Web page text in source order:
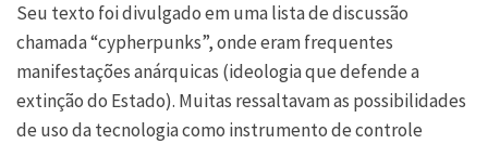
Seu texto foi divulgado em uma lista de discussão
chamada “cypherpunks”, onde eram frequentes
manifestações anárquicas (ideologia que defende a
extinção do Estado). Muitas ressaltavam as possibilidades
de uso da tecnologia como instrumento de controle